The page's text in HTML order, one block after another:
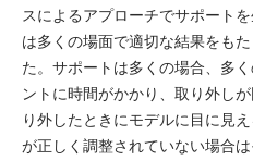
スによるアプローチでサポート
は多くの場面で適切な結果をも
た。サポートは多くの場合、多
ントに時間がかかり、取り外し
り外したときにモデルに目に見
が正しく調整されていない場合は